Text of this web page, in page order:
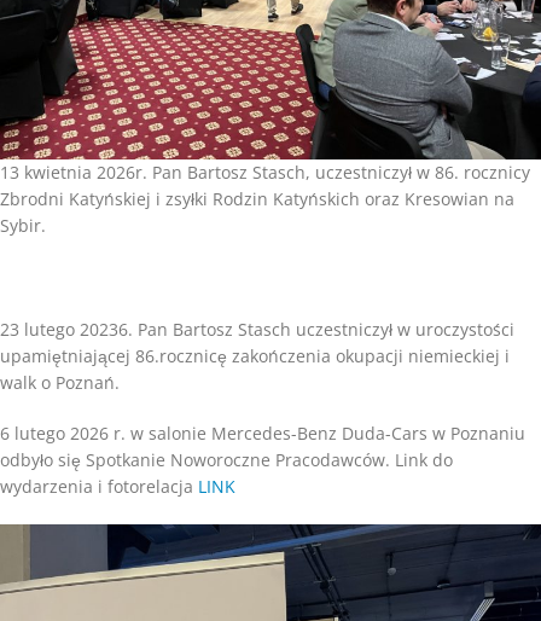
13 kwietnia 2026r. Pan Bartosz Stasch, uczestniczył w 86. rocznicy
Zbrodni Katyńskiej i zsyłki Rodzin Katyńskich oraz Kresowian na
Sybir.
23 lutego 20236. Pan Bartosz Stasch uczestniczył w uroczystości
upamiętniającej 86.rocznicę zakończenia okupacji niemieckiej i
walk o Poznań.
6 lutego 2026 r. w salonie Mercedes-Benz Duda-Cars w Poznaniu
odbyło się Spotkanie Noworoczne Pracodawców. Link do
wydarzenia i fotorelacja LINK